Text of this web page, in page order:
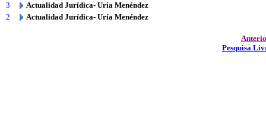
3
Actualidad Jurídica- Uría Menéndez
2
Actualidad Jurídica- Uría Menéndez
Pesquisa